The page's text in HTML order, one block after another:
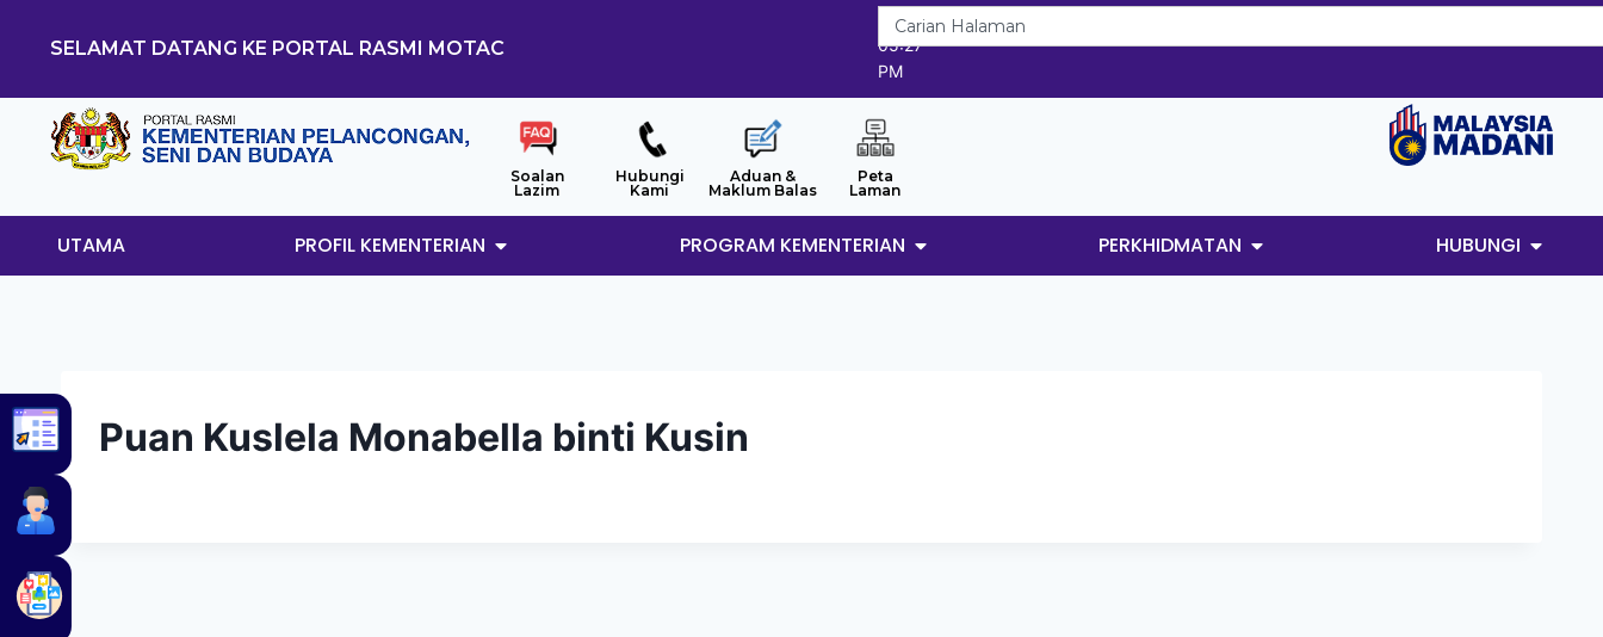
SELAMAT DATANG KE PORTAL RASMI MOTAC
7/8/2026
05:27
PM
Soalan
Lazim
Hubungi
Kami
Aduan &
Maklum Balas
Peta
Laman
UTAMA PROFIL KEMENTERIAN PROGRAM KEMENTERIAN PERKHIDMATAN HUBUNGI
Puan Kuslela Monabella binti Kusin